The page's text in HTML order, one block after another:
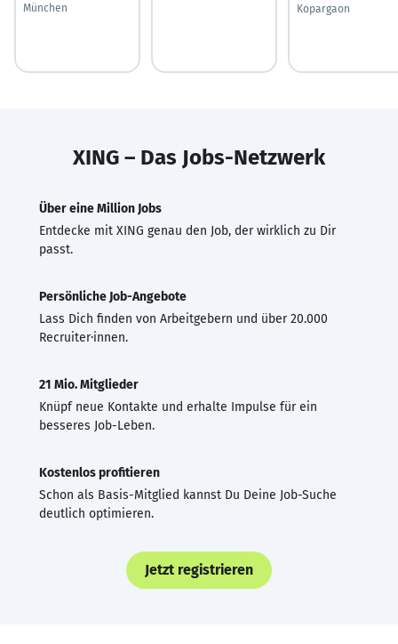
München
Kopargaon
XING – Das Jobs-Netzwerk
Über eine Million Jobs
Entdecke mit XING genau den Job, der wirklich zu Dir
passt.
Persönliche Job-Angebote
Lass Dich finden von Arbeitgebern und über 20.000
Recruiter·innen.
21 Mio. Mitglieder
Knüpf neue Kontakte und erhalte Impulse für ein
besseres Job-Leben.
Kostenlos profitieren
Schon als Basis-Mitglied kannst Du Deine Job-Suche
deutlich optimieren.
Jetzt registrieren